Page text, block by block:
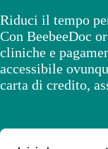
Riduci il tempo
Con BeebeeDoc
cliniche e
accessibile
carta di credito,